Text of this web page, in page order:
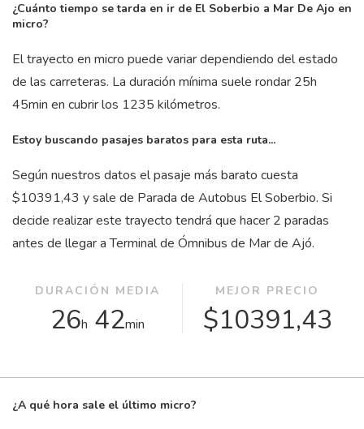
¿Cuánto tiempo se tarda en ir de El Soberbio a Mar De Ajo en
micro?
El trayecto en micro puede variar dependiendo del estado
de las carreteras. La duración mínima suele rondar 25h
45min en cubrir los 1235 kilómetros.
Estoy buscando pasajes baratos para esta ruta...
Según nuestros datos el pasaje más barato cuesta
$10391,43 y sale de Parada de Autobus El Soberbio. Si
decide realizar este trayecto tendrá que hacer 2 paradas
antes de llegar a Terminal de Ómnibus de Mar de Ajó.
DURACIÓN MEDIA
26h 42min
MEJOR PRECIO
$10391,43
¿A qué hora sale el último micro?